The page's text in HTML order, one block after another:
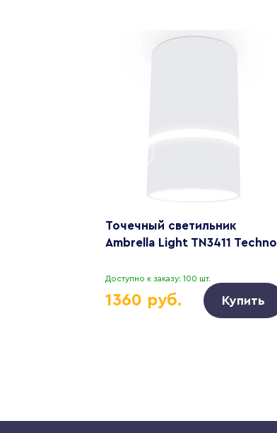
Точечный светильник
Ambrella Light TN3411 Techno
Доступно к заказу: 100 шт.
1360 руб. Купить